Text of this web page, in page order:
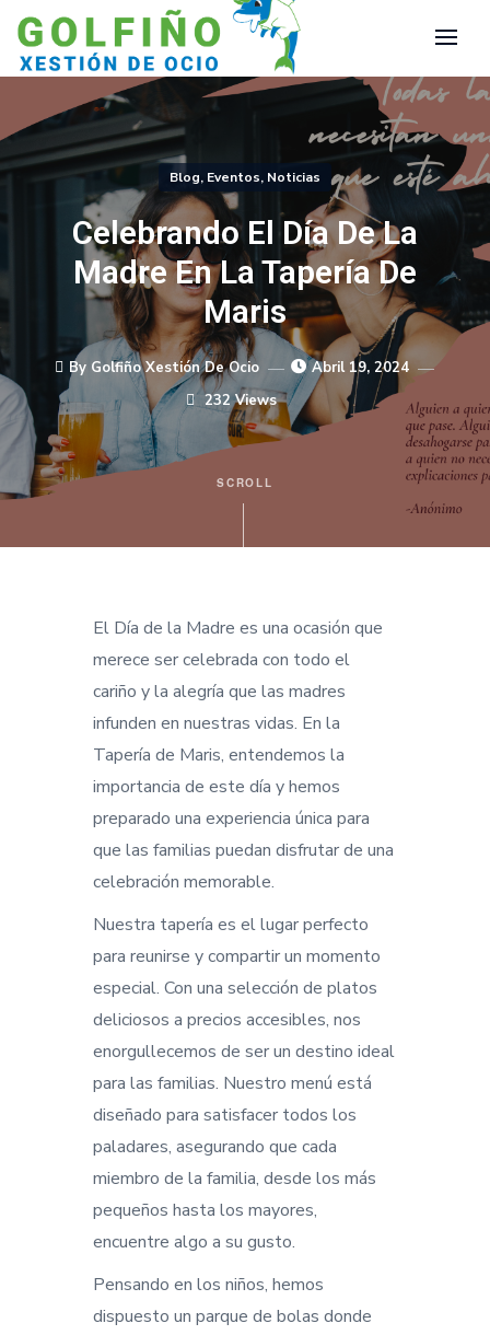
Blog, Eventos, Noticias
Celebrando El Día De La
Madre En La Tapería De
Maris
By Golfiño Xestión De Ocio
Abril 19, 2024
232 Views
SCROLL
El Día de la Madre es una ocasión que
merece ser celebrada con todo el
cariño y la alegría que las madres
infunden en nuestras vidas. En la
Tapería de Maris, entendemos la
importancia de este día y hemos
preparado una experiencia única para
que las familias puedan disfrutar de una
celebración memorable.
Nuestra tapería es el lugar perfecto
para reunirse y compartir un momento
especial. Con una selección de platos
deliciosos a precios accesibles, nos
enorgullecemos de ser un destino ideal
para las familias. Nuestro menú está
diseñado para satisfacer todos los
paladares, asegurando que cada
miembro de la familia, desde los más
pequeños hasta los mayores,
encuentre algo a su gusto.
Pensando en los niños, hemos
dispuesto un parque de bolas donde